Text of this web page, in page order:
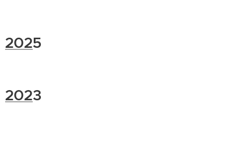
2025
2023